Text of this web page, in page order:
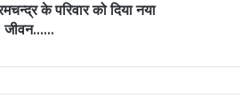
के परिवार को दिया नया
जीवन……